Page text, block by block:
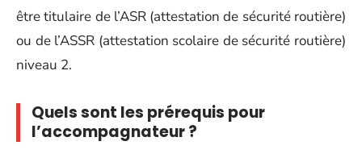
être titulaire de l’ASR (attestation de sécurité routière)
ou de l’ASSR (attestation scolaire de sécurité routière)
niveau 2.
Quels sont les prérequis pour
l’accompagnateur ?